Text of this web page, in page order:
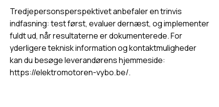
Tredjepersonsperspektivet anbefaler en trinvis
indfasning: test først, evaluer dernæst, og implementer
fuldt ud, når resultaterne er dokumenterede. For
yderligere teknisk information og kontaktmuligheder
kan du besøge leverandørens hjemmeside:
https://elektromotoren-vybo.be/.